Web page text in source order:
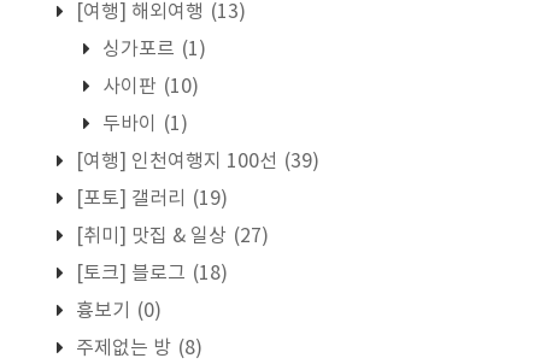
[여행] 해외여행 (13)
싱가포르 (1)
사이판 (10)
두바이
(1)
[여행] 인천여행지 100선 (39)
[포토] 갤러리
(19)
[취미] 맛집 & 일상 (27)
[토크] 블로그 (18)
흉보기
(0)
주제없는 방 (8)